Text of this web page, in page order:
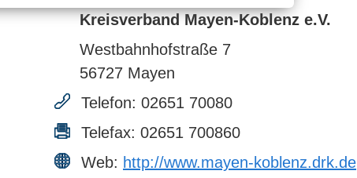
Kreisverband Mayen-Koblenz e.V.
Westbahnhofstraße 7
56727 Mayen
Telefon: 02651 70080
Telefax: 02651 700860
Web: http://www.mayen-koblenz.drk.de